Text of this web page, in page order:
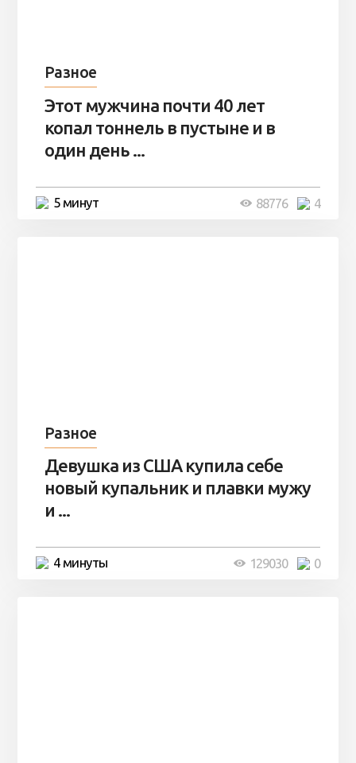
Разное
Этот мужчина почти 40 лет
копал тоннель в пустыне и в
один день ...
5 минут 4
88776
Разное
Девушка из США купила себе
новый купальник и плавки мужу
и ...
4 минуты 0
129030